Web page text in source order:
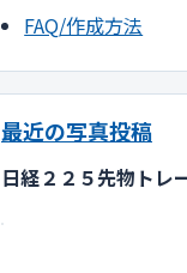
FAQ/作成方法
最近の写真投稿
日経２２５先物トレ